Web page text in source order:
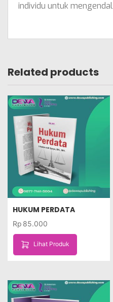
individu untuk
Related products
HUKUM PERDATA
Rp 85.000
Lihat Produk